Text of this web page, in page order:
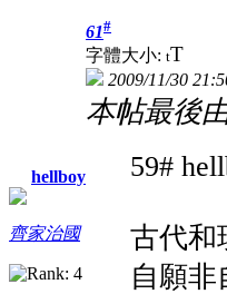
hellboy
齊家治國
61#
字體大小: tT
2009/11/30
本帖最後
59#
古代和
自願非